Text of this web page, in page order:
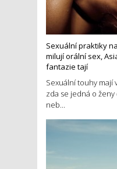
Sexuální praktiky
milují orální sex,
fantazie tají
Sexuální touhy mají
zda se jedná o
neb...